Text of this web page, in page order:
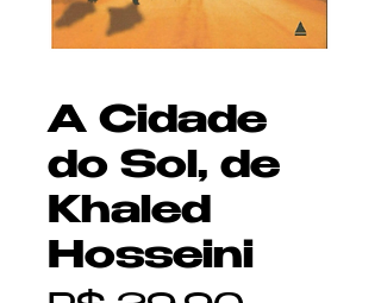
A Cidade
do Sol, de
Khaled
Hosseini